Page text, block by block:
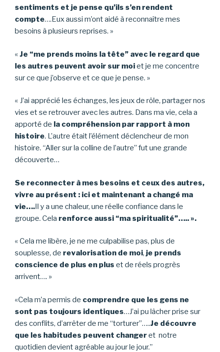
sentiments et je pense qu’ils s’en rendent
compte….Eux aussi m’ont aidé à reconnaître mes
besoins à plusieurs reprises. »
« Je “me prends moins la tête” avec le regard que
les autres peuvent avoir sur moiet je me concentre
sur ce que j’observe et ce que je pense. »
« J’ai apprécié les échanges, les jeux de rôle, partager nos
vies et se retrouver avec les autres. Dans ma vie, cela a
apporté de la compréhension par rapport à mon
histoire. L’autre était l’élément déclencheur de mon
histoire. “Aller sur la colline de l’autre” fut une grande
découverte…
Se reconnecter à mes besoins et ceux des autres,
vivre au présent : ici et maintenant a changé ma
vie….Il y a une chaleur, une réelle confiance dans le
groupe. Cela renforce aussi “ma spiritualité”….. ».
« Cela me libère, je ne me culpabilise pas, plus de
souplesse, de revalorisation de moi, je prends
conscience de plus en plus et de réels progrès
arrivent…. »
«Cela m’a permis de comprendre que les gens ne
sont pas toujours identiques…J’ai pu lâcher prise sur
des conflits, d’arrêter de me “torturer”…..Je découvre
que les habitudes peuvent changeret notre
quotidien devient agréable au jour le jour.”